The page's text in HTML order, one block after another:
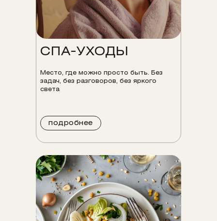
СПА-УХОДЫ
Место, где можно просто быть. Без
задач, без разговоров, без яркого
света
подробнее